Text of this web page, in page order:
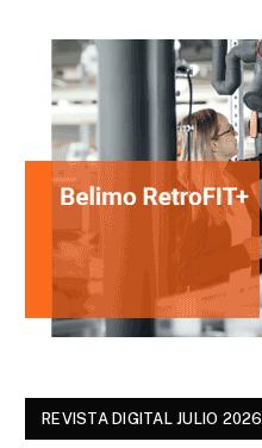
REVISTA DIGITAL JULIO 2026